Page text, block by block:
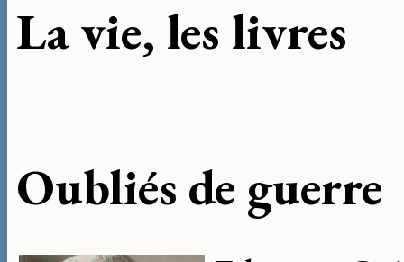
La vie, les livres
Oubliés de guerre